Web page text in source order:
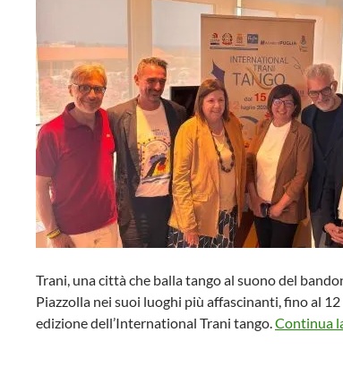
Trani, una città che balla tango al suono del
Piazzolla nei suoi luoghi più affascinanti, fino al
edizione dell’International Trani tango.Continua